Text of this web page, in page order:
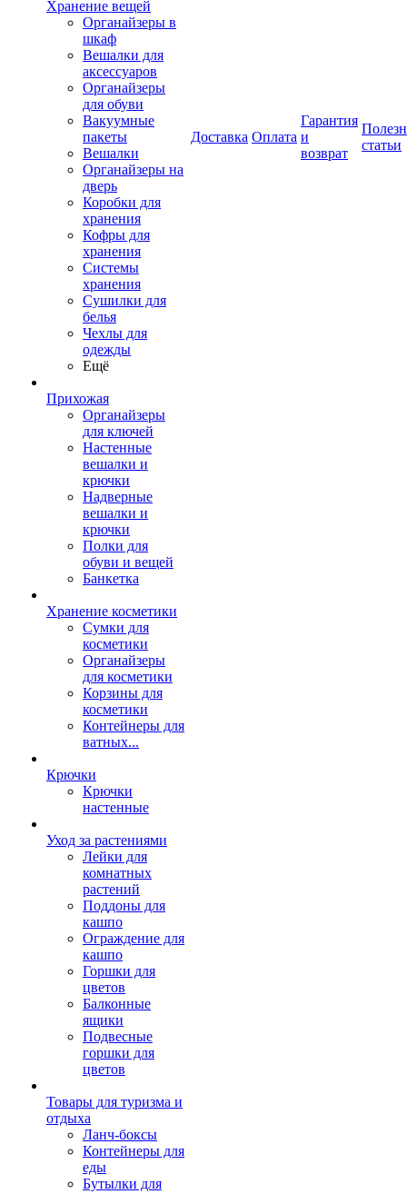
Хранение вещей
Органайзеры в
шкаф
Вешалки для
аксессуаров
Органайзеры
для обуви
Вакуумные
пакеты
Вешалки
Органайзеры на
дверь
Коробки для
хранения
Кофры для
хранения
Системы
хранения
Сушилки для
белья
Чехлы для
одежды
Ещё
Прихожая
Органайзеры
для ключей
Настенные
вешалки и
крючки
Надверные
вешалки и
крючки
Полки для
обуви и вещей
Банкетка
Хранение косметики
Сумки для
косметики
Органайзеры
для косметики
Корзины для
косметики
Контейнеры для
ватных...
Крючки
Крючки
настенные
Уход за растениями
Лейки для
комнатных
растений
Поддоны для
кашпо
Ограждение для
кашпо
Горшки для
цветов
Балконные
ящики
Подвесные
горшки для
цветов
Товары для туризма и
отдыха
Ланч-боксы
Контейнеры для
еды
Бутылки для
Доставка Оплата
Гарантия
и
возврат
статьи